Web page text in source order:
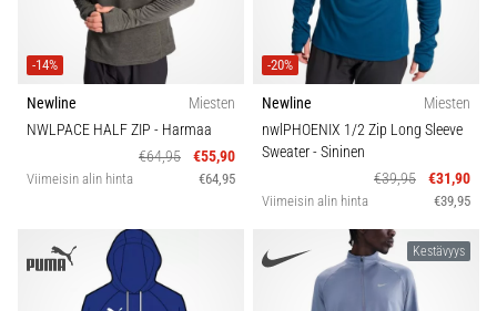
-14%
Newline
Miesten
NWLPACE HALF ZIP - Harmaa
€64,95
€55,90
Viimeisin alin hinta €64,95
-20%
Newline
Miesten
nwlPHOENIX 1/2 Zip Long Sleeve
Sweater- Sininen
€39,95
€31,90
Viimeisin alin hinta €39,95
Kestävyys